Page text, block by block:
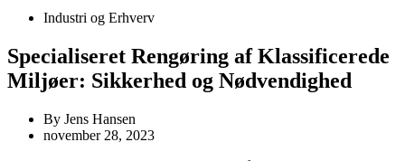
Industri og Erhverv
Specialiseret Rengøring af Klassificerede
Miljøer: Sikkerhed og Nødvendighed
By Jens Hansen
november 28, 2023